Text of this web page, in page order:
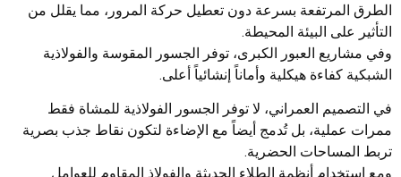
الطرق المرتفعة بسرعة دون تعطيل حركة المرور، مما يقلل من
التأثير على البيئة المحيطة.
وفي مشاريع العبور الكبرى، توفر الجسور المقوسة والفولاذية
الشبكية كفاءة هيكلية وأماناً إنشائياً أعلى.
في التصميم العمراني، لا توفر الجسور الفولاذية للمشاة فقط
ممرات عملية، بل تُدمج أيضاً مع الإضاءة لتكون نقاط جذب بصرية
تربط المساحات الحضرية.
ومع استخدام أنظمة الطلاء الحديثة والفولاذ المقاوم للعوامل